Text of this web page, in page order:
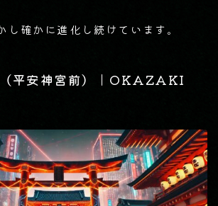
し確かに進化し続けています。
平安神宮前）｜OKAZAKI